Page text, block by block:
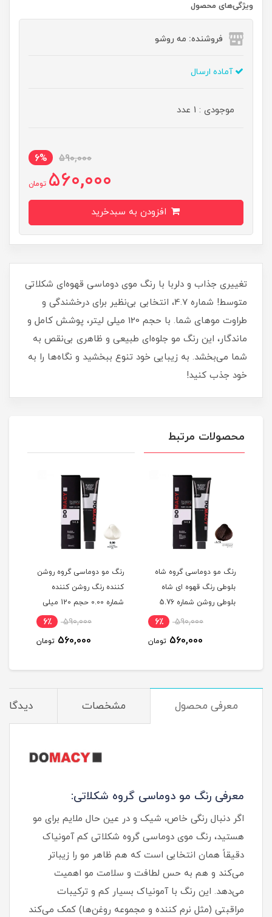
ویژگی‌های محصول
فروشنده: مه رو‌شو
آماده ارسال
موجودی : 1 عدد
590,000
6%
560,000 تومان
تغییری جذاب و دلربا با رنگ موی دوماسی قهوه‌ای شکلاتی
متوسط! شماره 4.7، انتخابی بی‌نظیر برای درخشندگی و
طراوت موهای شما. با حجم 120 میلی‌ لیتر، پوشش کامل و
ماندگار، این رنگ مو جلوه‌ای طبیعی و ظاهری بی‌نقص به
شما می‌بخشد. به زیبایی خود تنوع ببخشید و نگاه‌ها را به
خود جذب کنید!
محصولات مرتبط
رنگ مو دوماسی گروه شاه
بلوطی رنگ قهوه ای شاه
بلوطی روشن شماره 5.76
590,000 6٪
560,000 تومان
رنگ مو دوماسی گروه روشن
کننده رنگ روشن کننده
شماره 0.00 حجم 120 میلی
590,000 6٪
560,000 تومان
معرفی محصول مشخصات
معرفی رنگ مو دوماسی گروه شکلاتی:
اگر دنبال رنگی خاص، شیک و در عین حال ملایم برای مو
هستید، رنگ موی دوماسی گروه شکلاتی کم‌ آمونیاک
دقیقاً همان انتخابی است که هم ظاهر مو را زیباتر
می‌کند و هم به حس لطافت و سلامت مو اهمیت
می‌دهد. این رنگ با آمونیاک بسیار کم و ترکیبات
مراقبتی (مثل نرم‌ کننده و مجموعه روغن‌ها) کمک می‌کند